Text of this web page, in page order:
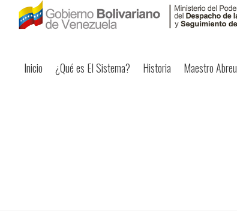
Inicio ¿Qué es El Sistema? Historia Maestro Abreu